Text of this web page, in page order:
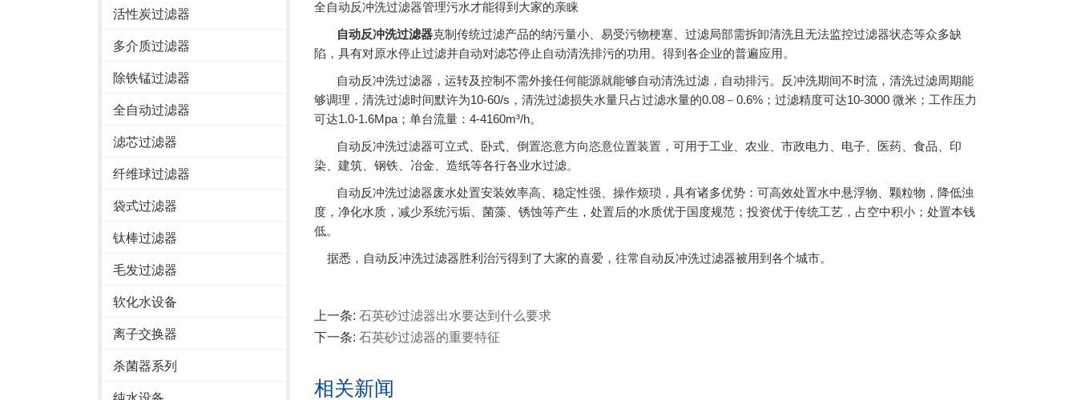
活性炭过滤器
多介质过滤器
除铁锰过滤器
全自动过滤器
滤芯过滤器
纤维球过滤器
袋式过滤器
钛棒过滤器
毛发过滤器
软化水设备
离子交换器
杀菌器系列
全自动反冲洗过滤器管理污水才能得到大家的亲睐
自动反冲洗过滤器克制传统过滤产品的纳污量小、易受污物梗塞、过滤局部需拆卸清洗且无法监控过滤器状态等众多缺
陷，具有对原水停止过滤并自动对滤芯停止自动清洗排污的功用。得到各企业的普遍应用。
自动反冲洗过滤器，运转及控制不需外接任何能源就能够自动清洗过滤，自动排污。反冲洗期间不时流，清洗过滤周期能
够调理，清洗过滤时间默许为10-60/s，清洗过滤损失水量只占过滤水量的0.08－0.6%；过滤精度可达10-3000 微米；工作压力
可达1.0-1.6Mpa；单台流量：4-4160m³/h。
自动反冲洗过滤器可立式、卧式、倒置恣意方向恣意位置装置，可用于工业、农业、市政电力、电子、医药、食品、印
染、建筑、钢铁、冶金、造纸等各行各业水过滤。
自动反冲洗过滤器废水处置安装效率高、稳定性强、操作烦琐，具有诸多优势：可高效处置水中悬浮物、颗粒物，降低浊
度，净化水质，减少系统污垢、菌藻、锈蚀等产生，处置后的水质优于国度规范；投资优于传统工艺，占空中积小；处置本钱
低。
据悉，自动反冲洗过滤器胜利治污得到了大家的喜爱，往常自动反冲洗过滤器被用到各个城市。
上一条: 石英砂过滤器出水要达到什么要求
下一条: 石英砂过滤器​的重要特征
相关新闻